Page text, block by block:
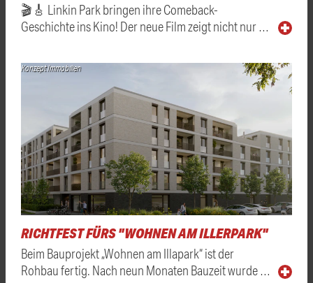
🎬🎸 Linkin Park bringen ihre Comeback-
Geschichte ins Kino! Der neue Film zeigt nicht nur …
Konzept Immobilien
RICHTFEST FÜRS "WOHNEN AM ILLERPARK"
Beim Bauprojekt „Wohnen am Illapark“ ist der
Rohbau fertig. Nach neun Monaten Bauzeit wurde …